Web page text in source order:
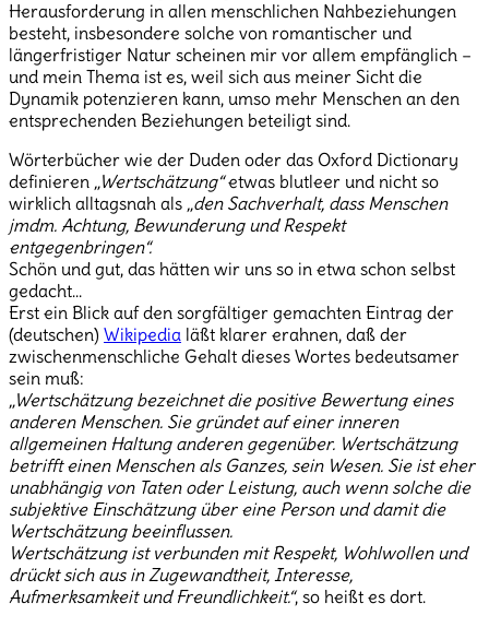
Herausforderung in allen menschlichen Nahbeziehungen
besteht, insbesondere solche von romantischer und
längerfristiger Natur scheinen mir vor allem empfänglich –
und mein Thema ist es, weil sich aus meiner Sicht die
Dynamik potenzieren kann, umso mehr Menschen an den
entsprechenden Beziehungen beteiligt sind.
Wörterbücher wie der Duden oder das Oxford Dictionary
definieren „Wertschätzung“etwas blutleer und nicht so
wirklich alltagsnah als „den Sachverhalt, dass Menschen
jmdm. Achtung, Bewunderung und Respekt
entgegenbringen“.
Schön und gut, das hätten wir uns so in etwa schon selbst
gedacht…
Erst ein Blick auf den sorgfältiger gemachten Eintrag der
(deutschen) Wikipedia läßt klarer erahnen, daß der
zwischenmenschliche Gehalt dieses Wortes bedeutsamer
sein muß:
„Wertschätzung bezeichnet die positive Bewertung eines
anderen Menschen. Sie gründet auf einer inneren
allgemeinen Haltung anderen gegenüber. Wertschätzung
betrifft einen Menschen als Ganzes, sein Wesen. Sie ist eher
unabhängig von Taten oder Leistung, auch wenn solche die
subjektive Einschätzung über eine Person und damit die
Wertschätzung beeinflussen.
Wertschätzung ist verbunden mit Respekt, Wohlwollen und
drückt sich aus in Zugewandtheit, Interesse,
Aufmerksamkeit und Freundlichkeit.“, so heißt es dort.